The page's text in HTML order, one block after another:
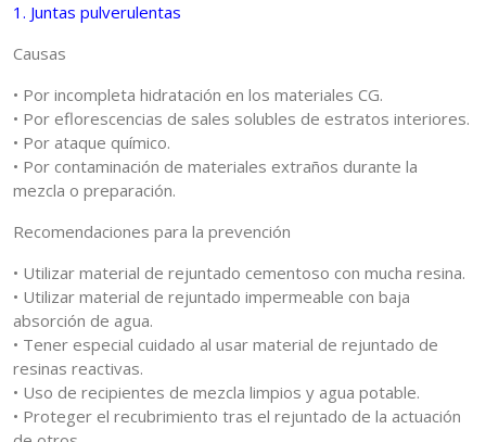
1. Juntas pulverulentas
Causas
• Por incompleta hidratación en los materiales CG.
• Por eflorescencias de sales solubles de estratos interiores.
• Por ataque químico.
• Por contaminación de materiales extraños durante la
mezcla o preparación.
Recomendaciones para la prevención
• Utilizar material de rejuntado cementoso con mucha resina.
• Utilizar material de rejuntado impermeable con baja
absorción de agua.
• Tener especial cuidado al usar material de rejuntado de
resinas reactivas.
• Uso de recipientes de mezcla limpios y agua potable.
• Proteger el recubrimiento tras el rejuntado de la actuación